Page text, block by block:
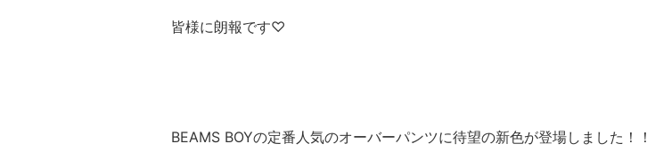
皆様に朗報です♡
BEAMS BOYの定番人気のオーバーパンツに待望の新色が登場しました！！